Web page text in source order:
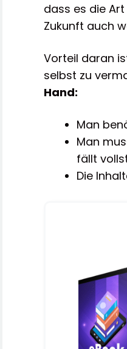
dass es die
Zukunft auch
Vorteil daran
selbst zu
Hand:
Man
Man
fällt
Die